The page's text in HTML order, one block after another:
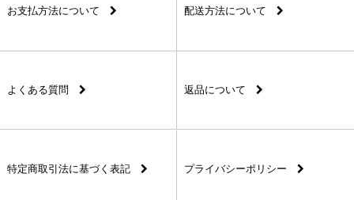
お支払方法について 配送方法について
よくある質問 返品について
特定商取引法に基づく表記 プライバシーポリシー